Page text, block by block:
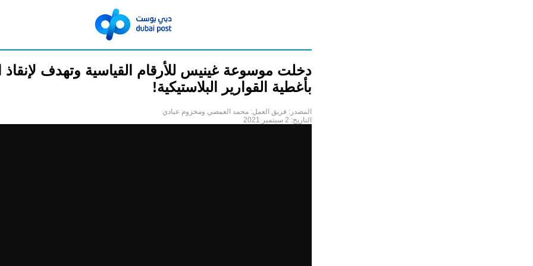
دخلت موسوعة غينيس للأرقام القياسية وتهدف لإنقاذ
بأغطية القوارير البلاستيكية!
المصدر: فريق العمل: محمد العمصي ومخزوم عبادي
التاريخ: 2 سبتمبر 2021